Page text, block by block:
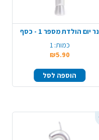
נר יום הולדת מספר 1 - כסף
כמות: 1
₪5.90
הוספה לסל